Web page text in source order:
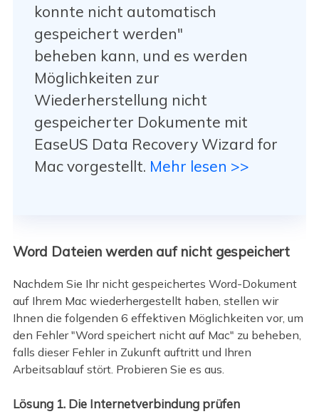
konnte nicht automatisch
gespeichert werden"
beheben kann, und es werden
Möglichkeiten zur
Wiederherstellung nicht
gespeicherter Dokumente mit
EaseUS Data Recovery Wizard for
Mac vorgestellt. Mehr lesen >>
Word Dateien werden auf nicht gespeichert
Nachdem Sie Ihr nicht gespeichertes Word-Dokument
auf Ihrem Mac wiederhergestellt haben, stellen wir
Ihnen die folgenden 6 effektiven Möglichkeiten vor, um
den Fehler "Word speichert nicht auf Mac" zu beheben,
falls dieser Fehler in Zukunft auftritt und Ihren
Arbeitsablauf stört. Probieren Sie es aus.
Lösung 1. Die Internetverbindung prüfen